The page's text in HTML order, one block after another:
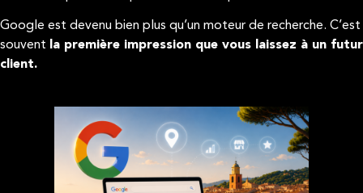
Google est devenu bien plus qu’un moteur de recherche. C’est
souvent la première impression que vous laissez à un futur
client.